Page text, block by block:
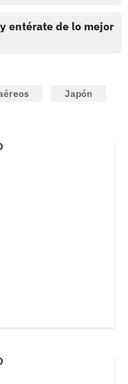
entérate de lo mejor
Japón